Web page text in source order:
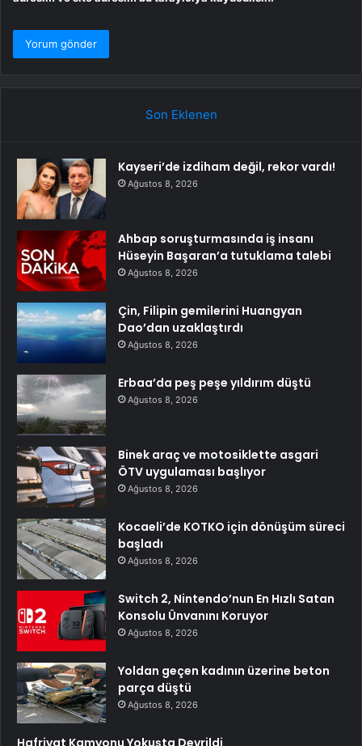
Son Eklenen
Kayseri’de izdiham değil, rekor vardı!
Ağustos 8, 2026
Ahbap soruşturmasında iş insanı
Hüseyin Başaran’a tutuklama talebi
Ağustos 8, 2026
Çin, Filipin gemilerini Huangyan
Dao’dan uzaklaştırdı
Ağustos 8, 2026
Erbaa’da peş peşe yıldırım düştü
Ağustos 8, 2026
Binek araç ve motosiklette asgari
ÖTV uygulaması başlıyor
Ağustos 8, 2026
Kocaeli’de KOTKO için dönüşüm süreci
başladı
Ağustos 8, 2026
Switch 2, Nintendo’nun En Hızlı Satan
Konsolu Ünvanını Koruyor
Ağustos 8, 2026
Yoldan geçen kadının üzerine beton
parça düştü
Ağustos 8, 2026